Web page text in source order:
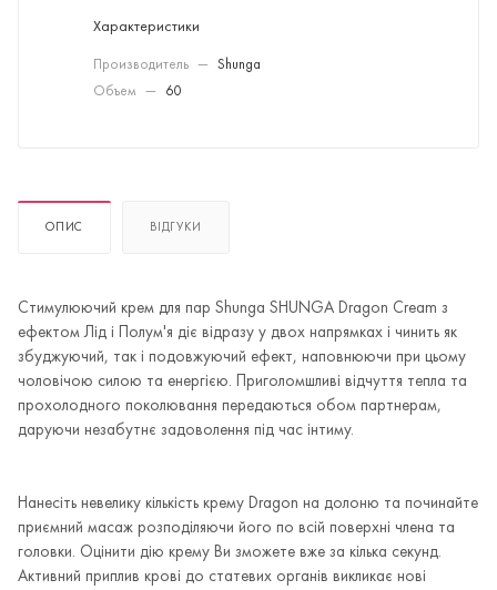
Характеристики
Производитель —
Shunga
Объем
— 60
ОПИС ВІДГУКИ
Стимулюючий крем для пар Shunga SHUNGA Dragon Cream з
ефектом Лід і Полум'я діє відразу у двох напрямках і чинить як
збуджуючий, так і подовжуючий ефект, наповнюючи при цьому
чоловічою силою та енергією. Приголомшливі відчуття тепла та
прохолодного поколювання передаються обом партнерам,
даруючи незабутнє задоволення під час інтиму.
Нанесіть невелику кількість крему Dragon на долоню та починайте
приємний масаж розподіляючи його по всій поверхні члена та
головки. Оцінити дію крему Ви зможете вже за кілька секунд.
Активний приплив крові до статевих органів викликає нові